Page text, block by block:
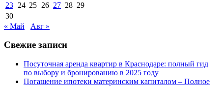
23 24 25 26 27 28 29
30
« Май
Авг »
Свежие записи
Посуточная аренда квартир в Краснодаре: полный гид
по выбору и бронированию в 2025 году
Погашение ипотеки материнским капиталом – Полное